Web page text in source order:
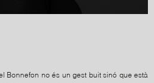
Bonnefon no és un gest buit sinó que està